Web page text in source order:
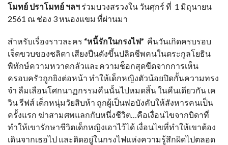
โมทย์ ปราโมทย์ ฯลฯ ร่วมบวงสรวงใน วันศุกร์ ที่ 1 มิถุนายน
2561 ณ ช่อง 3 หนองแขม ที่ผ่านมา
สำหรับเรื่องราวละคร “หนี้รักในกรงไฟ” คืนวันเกิดครบรอบ
เจ็ดขวบของชลิตา เสียงปืนดังขึ้นปลิดชีพคนในตระกูลโยธิน
พิทักษ์ความหวาดกลัวและความช็อกสุดขีดจากการเห็น
ครอบครัวถูกยิงต่อหน้า ทำให้เด็กหญิงตัวน้อยปิดกั้นความทรง
จำ ลืมเลือนโศกนาฏกรรมคืนนั้นไปหมดสิ้น ในคืนเดียวกัน เค
วิน รีฟส์ เด็กหนุ่มวัยสิบห้า ถูกผู้เป็นพ่อบังคับให้สังหารคนเป็น
ครั้งแรก ฆ่าสามศพแลกกับหนึ่งชีวิต…คือเงื่อนไขจากบิดาที่
ทำให้เขารักษาชีวิตเด็กหญิงเอาไว้ได้ เงื่อนไขที่ทำให้เขาต้อง
เดินจากเธอไป และติดอยู่ในกรงไฟแห่งความรู้สึกผิดไปตลอด